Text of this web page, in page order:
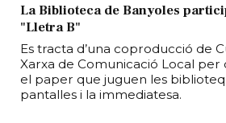
La Biblioteca de Banyoles
"Lletra B"
Es tracta d’una coproducció de
Xarxa de Comunicació Local per
el paper que juguen les
pantalles i la immediatesa.